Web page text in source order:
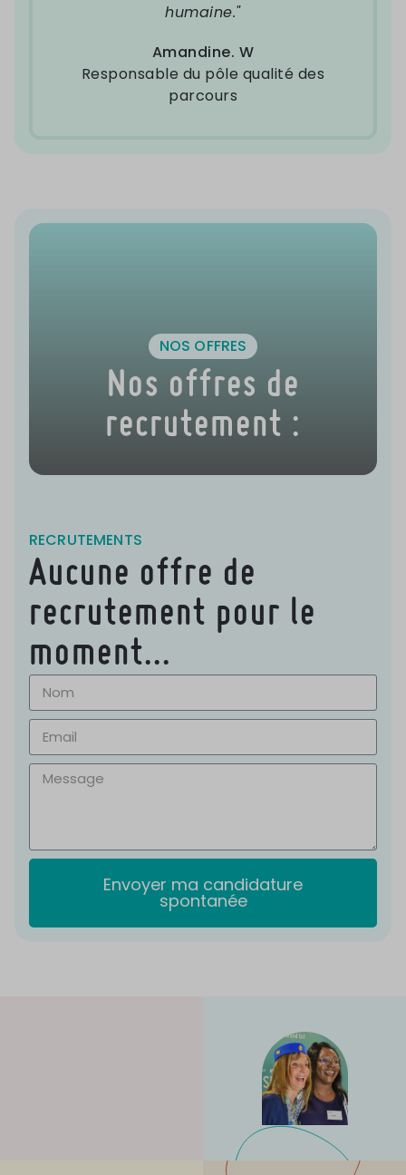
humaine."
Amandine. W
Responsable du pôle qualité des
parcours
NOS OFFRES
Nos offres de
recrutement :
RECRUTEMENTS
Aucune offre de
recrutement pour le
moment...
Envoyer ma candidature
spontanée